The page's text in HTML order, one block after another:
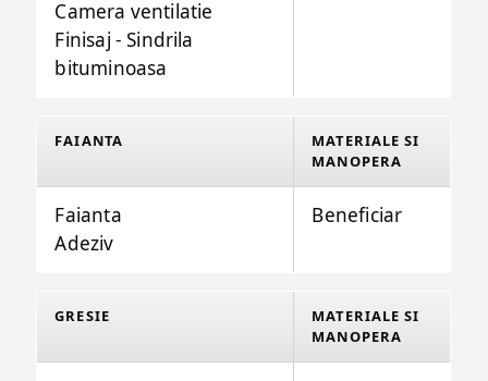
Camera ventilatie
Finisaj - Sindrila
bituminoasa
FAIANTA
MATERIALE SI
MANOPERA
Faianta
Adeziv
Beneficiar
GRESIE
MATERIALE SI
MANOPERA